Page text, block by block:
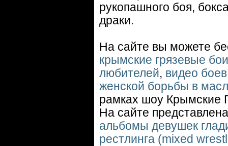
рукопашного боя,
драки.
На сайте вы можете
крымские грязевые
любителей, видео боев
женской борьбы в
рамках шоу Крымские
На сайте
альбомы девушек
рестлинга (mixed